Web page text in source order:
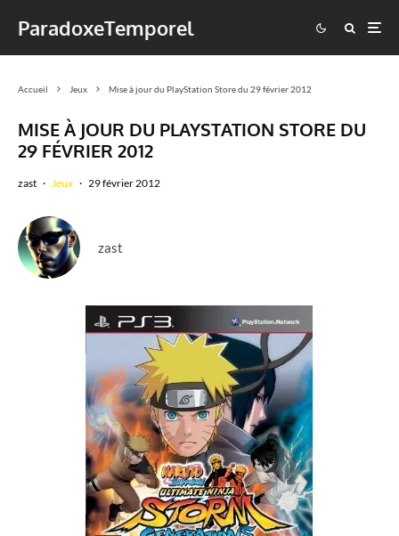
ParadoxeTemporel
Accueil Jeux Mise à jour du PlayStation Store du 29 février 2012
MISE À JOUR DU PLAYSTATION STORE DU
29 FÉVRIER 2012
zast · Jeux · 29 février 2012
zast